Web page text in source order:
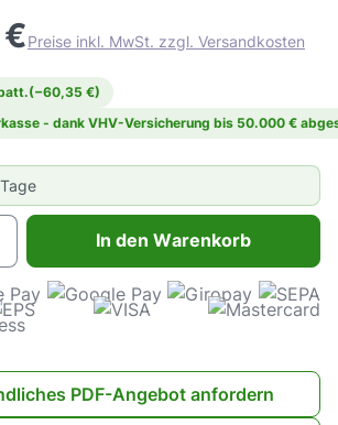
Preise inkl. MwSt. zzgl. Versandkosten
(−60,35 €)
- dank VHV-Versicherung bis 50.000 €
Produkt Anzahl: Gib den gewünschten
In den Warenkorb
PDF-Angebot anfordern